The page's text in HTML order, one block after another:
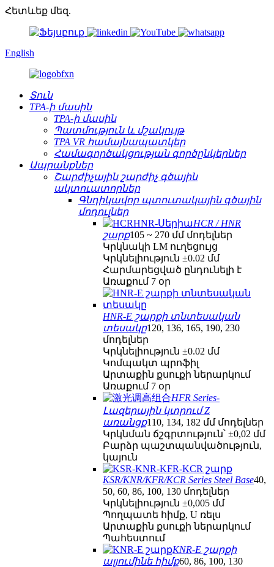
Հետևեք մեզ.
English
Տուն
TPA-ի մասին
TPA-ի մասին
Պատմություն և մշակույթ
TPA VR համայնապատկեր
Համագործակցության գործընկերներ
Ապրանքներ
Շարժիչային շարժիչ գծային
ակտուատորներ
Գնդիկավոր պտուտակային գծային
մոդուլներ
HCR / HNR
շարք105 ~ 270 մմ մոդելներ
Կրկնակի LM ուղեցույց
Կրկնելիություն ±0.02 մմ
Հարմարեցված ընդունելի է
Առաքում 7 օր
HNR-E շարքի տնտեսական
տեսակը120, 136, 165, 190, 230
մոդելներ
Կրկնելիություն ±0.02 մմ
Կոմպակտ պրոֆիլ
Արտաքին քսուքի ներարկում
Առաքում 7 օր
HFR Series-
Լազերային կտրում Z
առանցք110, 134, 182 մմ մոդելներ
Կրկնման ճշգրտություն՝ ±0,02 մմ
Բարձր պաշտպանվածություն,
կայուն
KSR/KNR/KFR/KCR Series Steel Base40,
50, 60, 86, 100, 130 մոդելներ
Կրկնելիություն ±0,005 մմ
Պողպատե հիմք, U ռելս
Արտաքին քսուքի ներարկում
Պահեստում
KNR-E շարքի
ալյումինե հիմք60, 86, 100, 130